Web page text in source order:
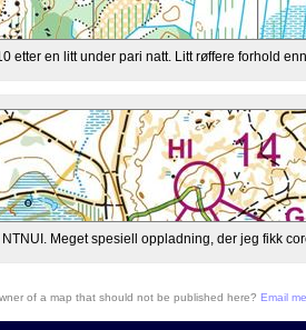
etter en litt under pari natt. Litt røffere forhold
Meget spesiell oppladning, der jeg fikk
of a map that should not be published here? Email me